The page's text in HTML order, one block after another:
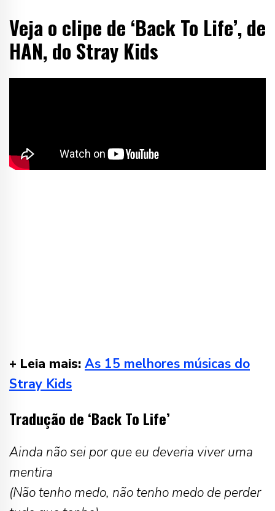
Veja o clipe de ‘Back To Life’, de
HAN, do Stray Kids
+ Leia mais: As 15 melhores músicas do
Stray Kids
Tradução de ‘Back To Life’
Ainda não sei por que eu deveria viver uma
mentira
(Não tenho medo, não tenho medo de perder